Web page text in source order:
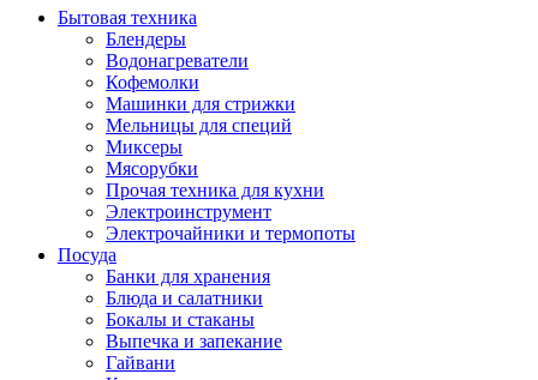
Бытовая техника
Блендеры
Водонагреватели
Кофемолки
Машинки для стрижки
Мельницы для специй
Миксеры
Мясорубки
Прочая техника для кухни
Электроинструмент
Электрочайники и термопоты
Посуда
Банки для хранения
Блюда и салатники
Бокалы и стаканы
Выпечка и запекание
Гайвани